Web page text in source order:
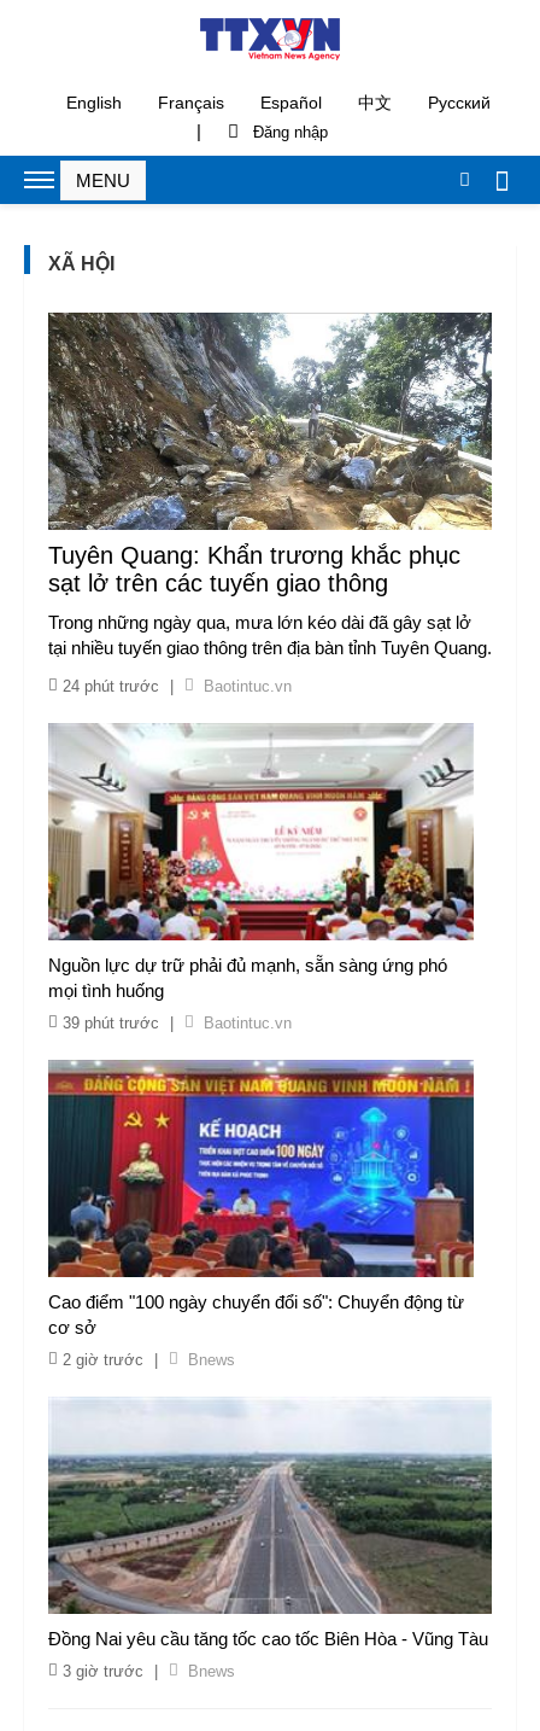
English Français Español 中文 Русский
|
XÃ HỘI
Tuyên Quang: Khẩn trương khắc phục
sạt lở trên các tuyến giao thông
Trong những ngày qua, mưa lớn kéo dài đã gây sạt lở
tại nhiều tuyến giao thông trên địa bàn tỉnh Tuyên Quang.
24 phút trước Baotintuc.vn
Nguồn lực dự trữ phải đủ mạnh, sẵn sàng ứng phó
mọi tình huống
39 phút trước Baotintuc.vn
Cao điểm "100 ngày chuyển đổi số": Chuyển động từ
cơ sở
2 giờ trước Bnews
Đồng Nai yêu cầu tăng tốc cao tốc Biên Hòa - Vũng Tàu
3 giờ trước Bnews